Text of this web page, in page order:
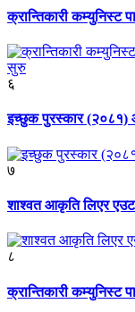
क्रान्तिकारी कम्युनिस्ट
६
इच्छुक पुरस्कार (२०८१)
७
शाश्वत आकृति लिएर
८
क्रान्तिकारी कम्युनिस्ट